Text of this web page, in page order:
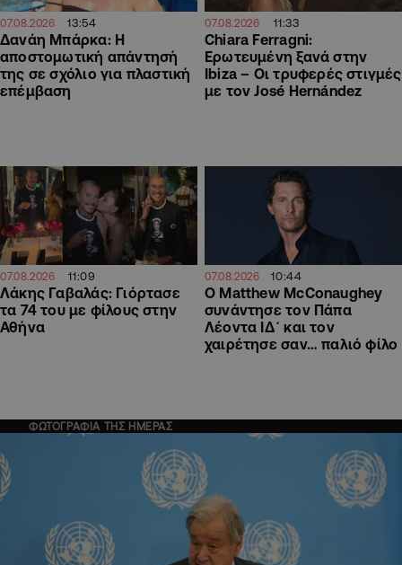
07.08.2026 13:54
Δανάη Μπάρκα: Η
αποστομωτική απάντησή
της σε σχόλιο για πλαστική
επέμβαση
07.08.2026 11:33
Chiara Ferragni:
Ερωτευμένη ξανά στην
Ibiza – Οι τρυφερές στιγμές
με τον José Hernández
07.08.2026 11:09
Λάκης Γαβαλάς: Γιόρτασε
τα 74 του με φίλους στην
Αθήνα
07.08.2026 10:44
Ο Matthew McConaughey
συνάντησε τον Πάπα
Λέοντα ΙΔ΄ και τον
χαιρέτησε σαν… παλιό φίλο
ΦΩΤΟΓΡΑΦΙΑ ΤΗΣ ΗΜΕΡΑΣ